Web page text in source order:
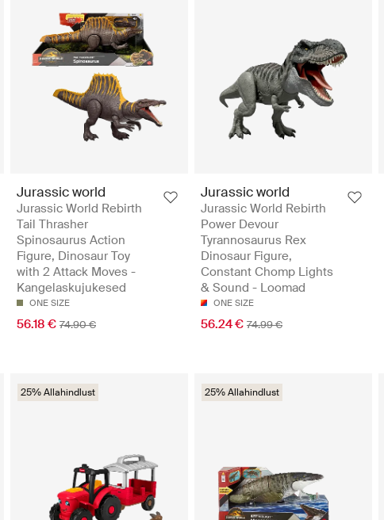
Jurassic world
Jurassic World Rebirth
Tail Thrasher
Spinosaurus Action
Figure, Dinosaur Toy
with 2 Attack Moves -
Kangelaskujukesed
ONE SIZE
56.18 € 74.90 €
Jurassic world
Jurassic World Rebirth
Power Devour
Tyrannosaurus Rex
Dinosaur Figure,
Constant Chomp Lights
& Sound - Loomad
ONE SIZE
56.24 € 74.99 €
25% Allahindlust 25% Allahindlust